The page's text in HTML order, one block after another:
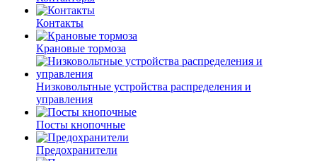
Контакты
Крановые тормоза
Низковольтные устройства распределения и
управления
Посты кнопочные
Предохранители